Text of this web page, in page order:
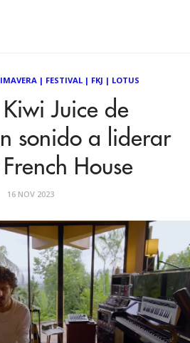
| FESTIVAL | FKJ | LOTUS
Kiwi Juice de
sonido a liderar
House
16 NOV 2023